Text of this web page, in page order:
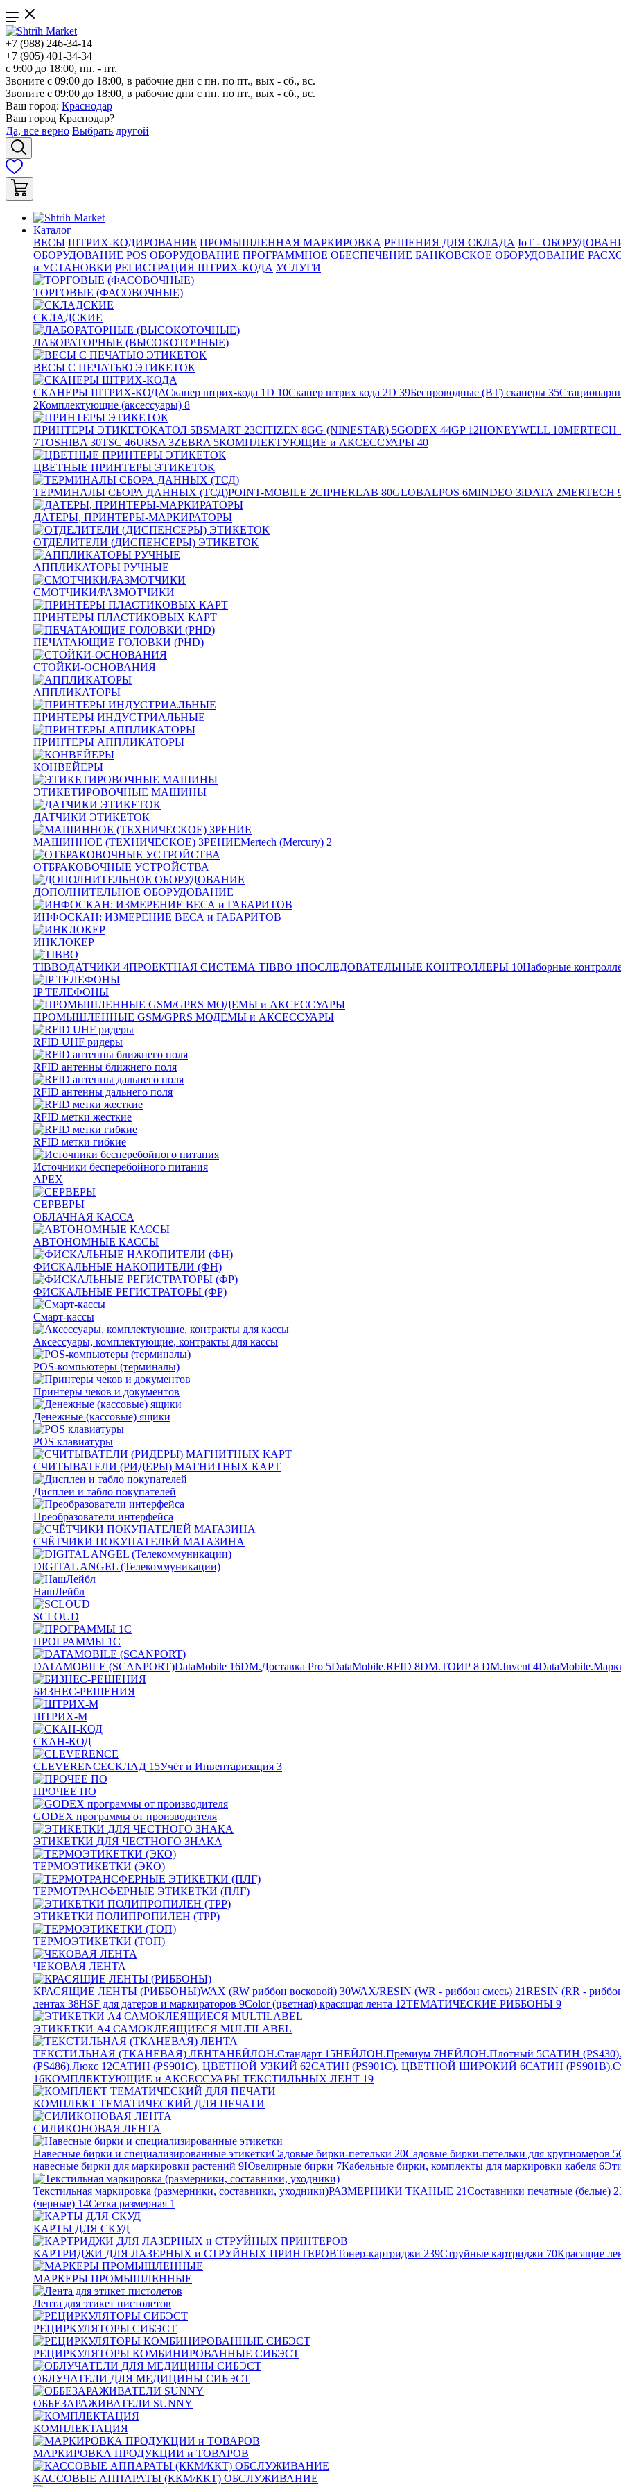
+7 (988) 246-34-14
+7 (905) 401-34-34
с 9:00 до 18:00, пн. - пт.
Звоните с 09:00 до 18:00, в рабочие дни с пн. по пт., вых - сб., вс.
Звоните с 09:00 до 18:00, в рабочие дни с пн. по пт., вых - сб., вс.
Ваш город: Краснодар
Ваш город Краснодар?
Да, все верно Выбрать другой
Каталог
ВЕСЫ ШТРИХ-КОДИРОВАНИЕ ПРОМЫШЛЕННАЯ МАРКИРОВКА РЕШЕНИЯ ДЛЯ СКЛАДА IoT -
ОБОРУДОВАНИЕ POS ОБОРУДОВАНИЕ ПРОГРАММНОЕ ОБЕСПЕЧЕНИЕ БАНКОВСКОЕ ОБОРУДОВАНИЕ
и УСТАНОВКИ РЕГИСТРАЦИЯ ШТРИХ-КОДА УСЛУГИ
ТОРГОВЫЕ (ФАСОВОЧНЫЕ)
СКЛАДСКИЕ
ЛАБОРАТОРНЫЕ (ВЫСОКОТОЧНЫЕ)
ВЕСЫ С ПЕЧАТЬЮ ЭТИКЕТОК
СКАНЕРЫ ШТРИХ-КОДАСканер штрих-кода 1D 10Сканер штрих кода 2D 39Беспроводные (BT) сканеры 35
2Комплектующие (аксессуары) 8
ПРИНТЕРЫ ЭТИКЕТОКАТОЛ 5BSMART 23CITIZEN 8GG (NINESTAR) 5GODEX 44GP12HONEYWELL 10MERTECH
7TOSHIBA 30TSC 46URSA 3ZEBRA 5КОМПЛЕКТУЮЩИЕ и АКСЕССУАРЫ 40
ЦВЕТНЫЕ ПРИНТЕРЫ ЭТИКЕТОК
ТЕРМИНАЛЫ СБОРА ДАННЫХ (ТСД)POINT-MOBILE 2CIPHERLAB 80GLOBALPOS 6MINDEO 3iDATA 2MERTECH
ДАТЕРЫ, ПРИНТЕРЫ-МАРКИРАТОРЫ
ОТДЕЛИТЕЛИ (ДИСПЕНСЕРЫ) ЭТИКЕТОК
АППЛИКАТОРЫ РУЧНЫЕ
СМОТЧИКИ/РАЗМОТЧИКИ
ПРИНТЕРЫ ПЛАСТИКОВЫХ КАРТ
ПЕЧАТАЮЩИЕ ГОЛОВКИ (PHD)
СТОЙКИ-ОСНОВАНИЯ
АППЛИКАТОРЫ
ПРИНТЕРЫ ИНДУСТРИАЛЬНЫЕ
ПРИНТЕРЫ АППЛИКАТОРЫ
КОНВЕЙЕРЫ
ЭТИКЕТИРОВОЧНЫЕ МАШИНЫ
ДАТЧИКИ ЭТИКЕТОК
МАШИННОЕ (ТЕХНИЧЕСКОЕ) ЗРЕНИЕMertech (Mercury) 2
ОТБРАКОВОЧНЫЕ УСТРОЙСТВА
ДОПОЛНИТЕЛЬНОЕ ОБОРУДОВАНИЕ
ИНФОСКАН: ИЗМЕРЕНИЕ ВЕСА и ГАБАРИТОВ
ИНКЛОКЕР
TIBBOДАТЧИКИ 4ПРОЕКТНАЯ СИСТЕМА TIBBO 1ПОСЛЕДОВАТЕЛЬНЫЕ КОНТРОЛЛЕРЫ 10Наборные
IP ТЕЛЕФОНЫ
ПРОМЫШЛЕННЫЕ GSM/GPRS МОДЕМЫ и АКСЕССУАРЫ
RFID UHF ридеры
RFID антенны ближнего поля
RFID антенны дальнего поля
RFID метки жесткие
RFID метки гибкие
Источники бесперебойного питания
APEX
СЕРВЕРЫ
ОБЛАЧНАЯ КАССА
АВТОНОМНЫЕ КАССЫ
ФИСКАЛЬНЫЕ НАКОПИТЕЛИ (ФН)
ФИСКАЛЬНЫЕ РЕГИСТРАТОРЫ (ФР)
Смарт-кассы
Аксессуары, комплектующие, контракты для кассы
POS-компьютеры (терминалы)
Принтеры чеков и документов
Денежные (кассовые) ящики
POS клавиатуры
СЧИТЫВАТЕЛИ (РИДЕРЫ) МАГНИТНЫХ КАРТ
Дисплеи и табло покупателей
Преобразователи интерфейса
СЧЁТЧИКИ ПОКУПАТЕЛЕЙ МАГАЗИНА
DIGITAL ANGEL (Телекоммуникации)
НашЛейбл
SCLOUD
ПРОГРАММЫ 1С
DATAMOBILE (SCANPORT)DataMobile 16DM.Доставка Pro 5DataMobile.RFID 8DM.ТОИР 8 DM.Invent 4
БИЗНЕС-РЕШЕНИЯ
ШТРИХ-М
СКАН-КОД
CLEVERENCEСКЛАД 15Учёт и Инвентаризация 3
ПРОЧЕЕ ПО
GODEX программы от производителя
ЭТИКЕТКИ ДЛЯ ЧЕСТНОГО ЗНАКА
ТЕРМОЭТИКЕТКИ (ЭКО)
ТЕРМОТРАНСФЕРНЫЕ ЭТИКЕТКИ (ПЛГ)
ЭТИКЕТКИ ПОЛИПРОПИЛЕН (TPP)
ТЕРМОЭТИКЕТКИ (ТОП)
ЧЕКОВАЯ ЛЕНТА
КРАСЯЩИЕ ЛЕНТЫ (РИББОНЫ)WAX (RW риббон восковой) 30WAX/RESIN (WR - риббон смесь) 21RESIN (RR -
лентах 38HSF для датеров и маркираторов 9Color (цветная) красящая лента 12ТЕМАТИЧЕСКИЕ РИББОНЫ 9
ЭТИКЕТКИ А4 САМОКЛЕЯЩИЕСЯ MULTILABEL
ТЕКСТИЛЬНАЯ (ТКАНЕВАЯ) ЛЕНТАНЕЙЛОН.Стандарт 15НЕЙЛОН.Премиум 7НЕЙЛОН.Плотный 5САТИН
(PS486).Люкс 12САТИН (PS901C). ЦВЕТНОЙ УЗКИЙ 62САТИН (PS901C). ЦВЕТНОЙ ШИРОКИЙ 6САТИН
16КОМПЛЕКТУЮЩИЕ и АКСЕССУАРЫ ТЕКСТИЛЬНЫХ ЛЕНТ 19
КОМПЛЕКТ ТЕМАТИЧЕСКИЙ ДЛЯ ПЕЧАТИ
СИЛИКОНОВАЯ ЛЕНТА
Навесные бирки и специализированные этикеткиСадовые бирки-петельки 20Садовые бирки-петельки для крупномеров 5
навесные бирки для маркировки растений 9Ювелирные бирки 7Кабельные бирки, комплекты для маркировки кабеля 6
Текстильная маркировка (размерники, составники, уходники)РАЗМЕРНИКИ ТКАНЫЕ 21Составники печатные (белые)
(черные) 14Сетка размерная 1
КАРТЫ ДЛЯ СКУД
КАРТРИДЖИ ДЛЯ ЛАЗЕРНЫХ и СТРУЙНЫХ ПРИНТЕРОВТонер-картриджи 239Струйные картриджи 70Красящие
МАРКЕРЫ ПРОМЫШЛЕННЫЕ
Лента для этикет пистолетов
РЕЦИРКУЛЯТОРЫ СИБЭСТ
РЕЦИРКУЛЯТОРЫ КОМБИНИРОВАННЫЕ СИБЭСТ
ОБЛУЧАТЕЛИ ДЛЯ МЕДИЦИНЫ СИБЭСТ
ОББЕЗАРАЖИВАТЕЛИ SUNNY
КОМПЛЕКТАЦИЯ
МАРКИРОВКА ПРОДУКЦИИ и ТОВАРОВ
КАССОВЫЕ АППАРАТЫ (ККМ/ККТ) ОБСЛУЖИВАНИЕ